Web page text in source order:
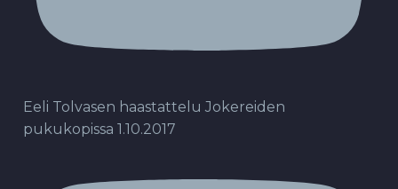
Eeli Tolvasen haastattelu Jokereiden
pukukopissa 1.10.2017